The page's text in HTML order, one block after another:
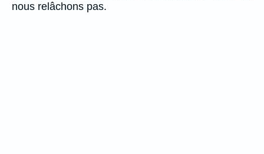
nous relâchons pas.